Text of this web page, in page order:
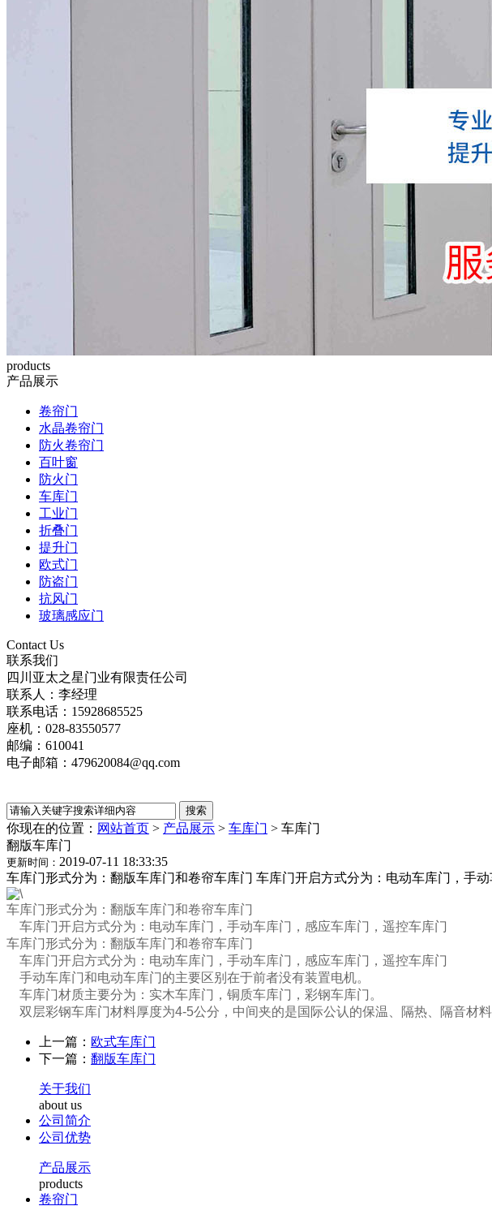
products
产品展示
卷帘门
水晶卷帘门
防火卷帘门
百叶窗
防火门
车库门
工业门
折叠门
提升门
欧式门
防盗门
抗风门
玻璃感应门
Contact Us
联系我们
四川亚太之星门业有限责任公司
联系人：李经理
联系电话：15928685525
座机：028-83550577
邮编：610041
电子邮箱：479620084@qq.com
你现在的位置： 网站首页 > 产品展示 > 车库门 > 车库门
翻版车库门
更新时间： 2019-07-11 18:33:35
车库门形式分为：翻版车库门和卷帘车库门 车库门开启方式分为：电动车库门，手
车库门形式分为：翻版车库门和卷帘车库门
车库门开启方式分为：电动车库门，手动车库门，感应车库门，遥控车库门
车库门形式分为：翻版车库门和卷帘车库门
车库门开启方式分为：电动车库门，手动车库门，感应车库门，遥控车库门
手动车库门和电动车库门的主要区别在于前者没有装置电机。
车库门材质主要分为：实木车库门，铜质车库门，彩钢车库门。
双层彩钢车库门材料厚度为4-5公分，中间夹的是国际公认的保温、隔热、隔音材料
上一篇： 欧式车库门
下一篇： 翻版车库门
关于我们
about us
公司简介
公司优势
产品展示
products
卷帘门